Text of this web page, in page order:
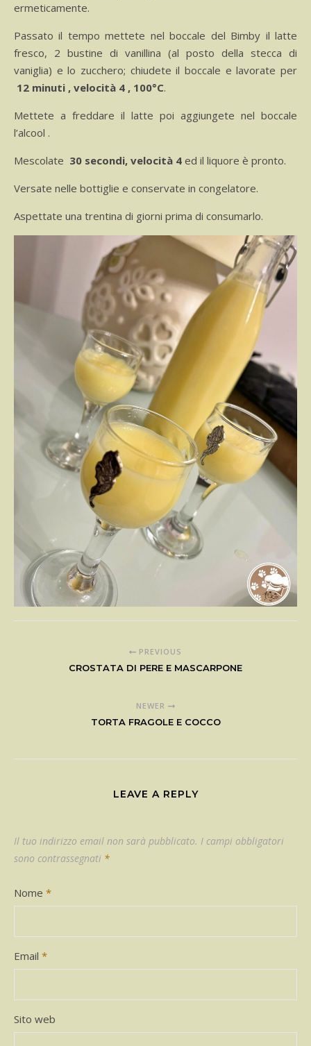
ermeticamente.
Passato il tempo mettete nel boccale del Bimby il latte
fresco, 2 bustine di vanillina (al posto della stecca di
vaniglia) e lo zucchero; chiudete il boccale e lavorate per
12 minuti , velocità 4 , 100°C.
Mettete a freddare il latte poi aggiungete nel boccale
l’alcool .
Mescolate 30 secondi, velocità 4 ed il liquore è pronto.
Versate nelle bottiglie e conservate in congelatore.
Aspettate una trentina di giorni prima di consumarlo.
PREVIOUS
CROSTATA DI PERE E MASCARPONE
NEWER
TORTA FRAGOLE E COCCO
LEAVE A REPLY
Il tuo indirizzo email non sarà pubblicato. I campi obbligatori
sono contrassegnati *
Nome *
Email *
Sito web